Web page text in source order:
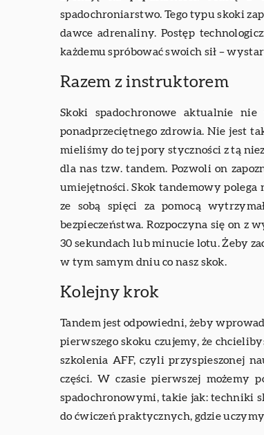
spadochroniarstwo. Tego typu skoki
dawce adrenaliny. Postęp
każdemu spróbować swoich sił –
Razem z instruktorem
Skoki spadochronowe aktualnie
ponadprzeciętnego zdrowia. Nie jest
mieliśmy do tej pory styczności z tą
dla nas tzw. tandem. Pozwoli on
umiejętności. Skok tandemowy
ze sobą spięci za pomocą
bezpieczeństwa. Rozpoczyna się on z
30 sekundach lub minucie lotu. Żeby
w tym samym dniu co nasz skok.
Kolejny krok
Tandem jest odpowiedni, żeby
pierwszego skoku czujemy, że
szkolenia AFF, czyli przyspieszonej
części. W czasie pierwszej możemy
spadochronowymi, takie jak: techniki
do ćwiczeń praktycznych, gdzie